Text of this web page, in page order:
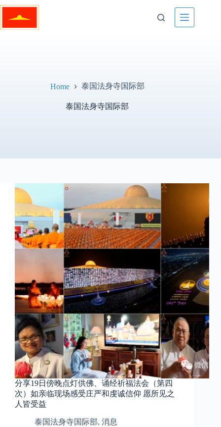
Skip
content
Home 泰国法身寺国际部
泰国法身寺国际部
分享19日傍晚点灯供佛、诵经祈福法会（第四
次）如亲临现场感受庄严和虔诚信仰 愿所见之
人皆受益
泰国法身寺国际部, 消息